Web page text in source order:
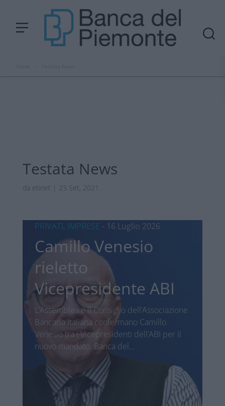
Testata News
da etinet 23 Set, 2021
PRIVATI, IMPRESE - 16 Luglio 2026
Camillo Venesio
rieletto
Vicepresidente ABI
L’Assemblea e il Consiglio dell’Associazione
Bancaria Italiana confermano Camillo
Venesio tra i Vicepresidenti dell’ABI per il
nuovo mandato. Banca del…